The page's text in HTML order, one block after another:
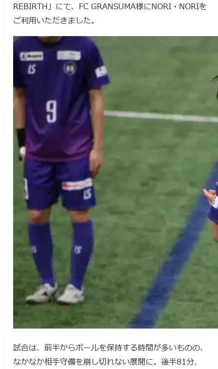
REBIRTH」にて、FC GRANSUMA様にNORI・NORIを
ご利用いただきました。
試合は、前半からボールを保持する時間が多いものの、
なかなか相手守備を崩し切れない展開に。後半81分、